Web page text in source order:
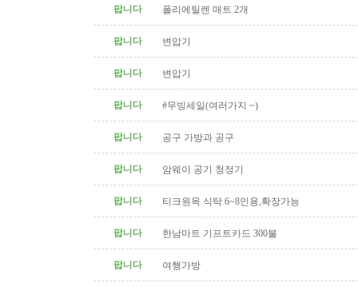
팝니다 폴리에틸렌 매트 2개
팝니다 변압기
팝니다 변압기
팝니다 #무빙세일(여러가지 ~)
팝니다 공구 가방과 공구
팝니다 암웨이 공기 청정기
팝니다 티크원목 식탁 6~8인용,확장가능
팝니다 한남마트 기프트카드 300불
팝니다 여행가방